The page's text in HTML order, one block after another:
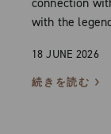
with the
18 JUNE 2026
続きを読む